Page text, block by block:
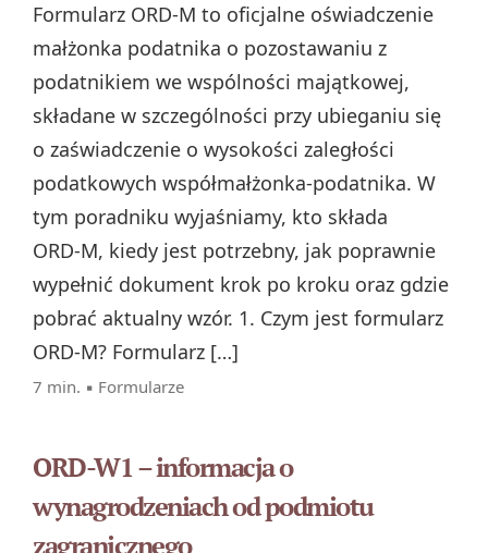
Formularz ORD‑M to oficjalne oświadczenie
małżonka podatnika o pozostawaniu z
podatnikiem we wspólności majątkowej,
składane w szczególności przy ubieganiu się
o zaświadczenie o wysokości zaległości
podatkowych współmałżonka‑podatnika. W
tym poradniku wyjaśniamy, kto składa
ORD‑M, kiedy jest potrzebny, jak poprawnie
wypełnić dokument krok po kroku oraz gdzie
pobrać aktualny wzór. 1. Czym jest formularz
ORD‑M? Formularz […]
7 min. ▪ Formularze
ORD-W1 – informacja o
wynagrodzeniach od podmiotu
zagranicznego